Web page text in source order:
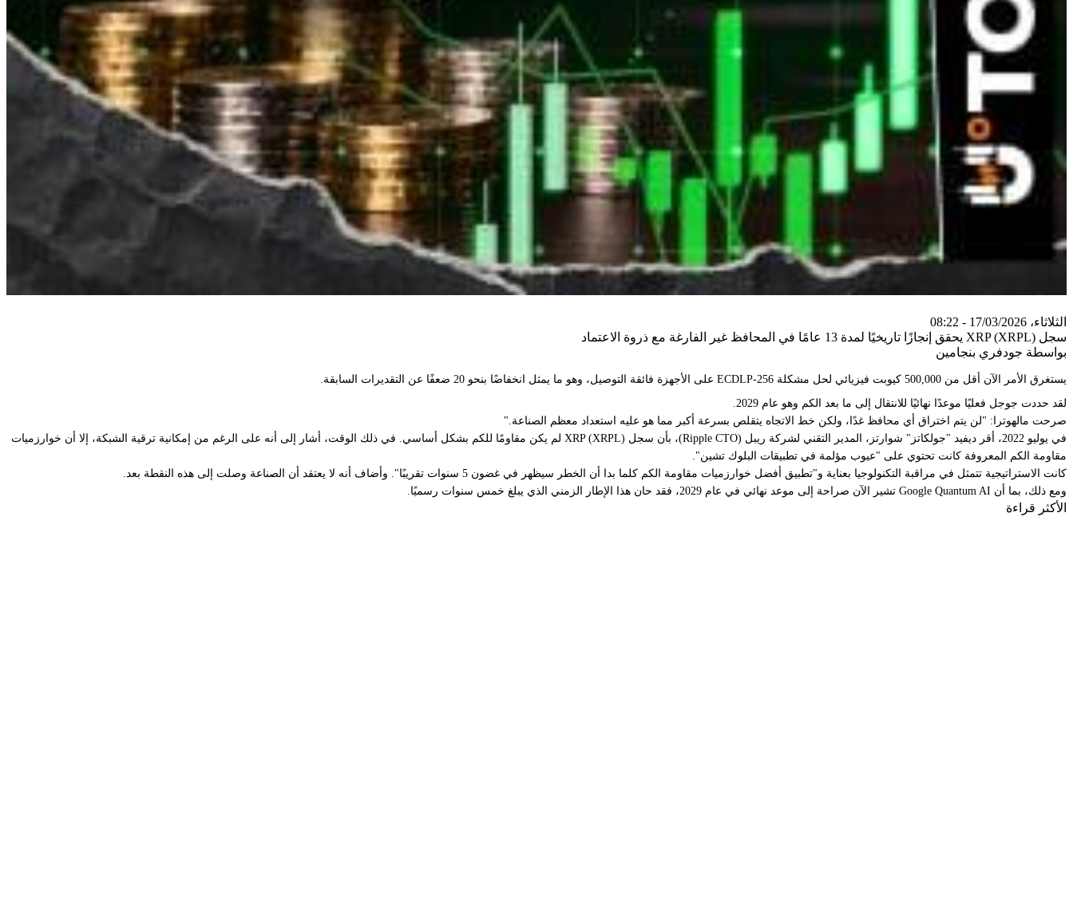
الثلاثاء، 17/03/2026 - 08:22
سجل XRP (XRPL) يحقق إنجازًا تاريخيًا لمدة 13 عامًا في المحافظ غير الفارغة مع ذروة الاعتماد
بواسطة جودفري بنجامين
يستغرق الأمر الآن أقل من 500,000 كيوبت فيزيائي لحل مشكلة ECDLP-256 على الأجهزة فائقة التوصيل، وهو ما يمثل انخفاضًا بنحو 20 ضعفًا عن التقديرات السابقة.
لقد حددت جوجل فعليًا موعدًا نهائيًا للانتقال إلى ما بعد الكم وهو عام 2029.
صرحت مالهوترا: "لن يتم اختراق أي محافظ غدًا، ولكن خط الاتجاه يتقلص بسرعة أكبر مما هو عليه استعداد معظم الصناعة."
في يوليو 2022، أقر ديفيد "جولكاتز" شوارتز، المدير التقني لشركة ريبل (Ripple CTO)، بأن سجل XRP (XRPL) لم يكن مقاومًا للكم بشكل أساسي. في ذلك الوقت، أشار إلى أنه على الرغم من إمكانية ترقية الشبكة، إلا أن خوارزميات
مقاومة الكم المعروفة كانت تحتوي على "عيوب مؤلمة في تطبيقات البلوك تشين".
كانت الاستراتيجية تتمثل في مراقبة التكنولوجيا بعناية و"تطبيق أفضل خوارزميات مقاومة الكم كلما بدا أن الخطر سيظهر في غضون 5 سنوات تقريبًا". وأضاف أنه لا يعتقد أن الصناعة وصلت إلى هذه النقطة بعد.
ومع ذلك، بما أن Google Quantum AI تشير الآن صراحة إلى موعد نهائي في عام 2029، فقد حان هذا الإطار الزمني الذي يبلغ خمس سنوات رسميًا.
الأكثر قراءة